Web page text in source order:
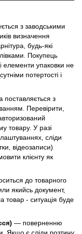
з заводськими
визначення
будь-які
Покупець
упаковки не
потертості і
поставляється з
Перевірити,
товару. У разі
сліди
відеозаписи)
клієнту як
до товарного
якийсь документ,
товар - ситуація буде
— поверненню